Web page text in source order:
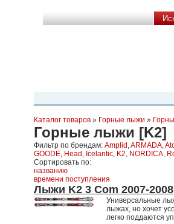
Каталог товаров » Горные лыжи »
Горные лыжи [K2]
Фильтр по брендам: Amplid ,ARMADA,
GOODE, Head , Icelantic, K2, NORDICA,
Сортировать по:
названию
времени поступления
Лыжи K2 3 Com 2007-2008
Универсальные
лыжах, но хочет
легко поддаются